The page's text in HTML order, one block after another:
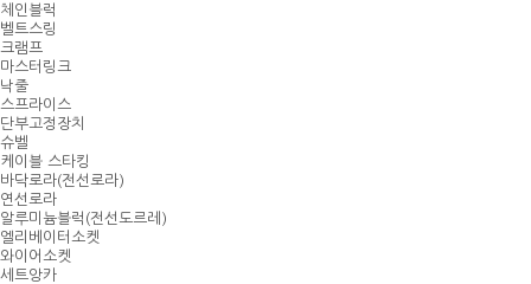
체인블럭
벨트스링
크램프
마스터링크
낙줄
스프라이스
단부고정장치
슈벨
케이블 스타킹
바닥로라(전선로라)
연선로라
알루미늄블럭(전선도르레)
엘리베이터소켓
와이어소켓
세트앙카